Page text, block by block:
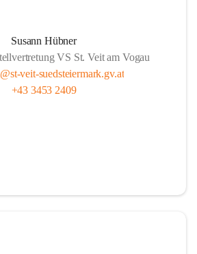
Susann Hübner
VS St. Veit am Vogau
veit-suedsteiermark.gv.at
+43 3453 2409